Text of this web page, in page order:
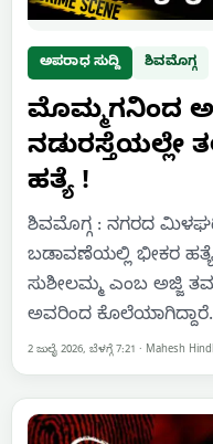
ಅಪರಾಧ ಸುದ್ದಿ ಶಿವಮೊಗ್ಗ
ಮೊಮ್ಮಗನಿಂದ
ನಡುರಸ್ತೆಯಲ್ಲೇ
ಹತ್ಯೆ !
ಶಿವಮೊಗ್ಗ : ನಗರದ
ಬಡಾವಣೆಯಲ್ಲಿ ಭೀಕರ
ಸುಶೀಲಮ್ಮ ಎಂಬ ಅಜ್ಜಿ
ಅವರಿಂದ
2 ಜುಲೈ 2026, ಬೆಳಗ್ಗೆ 7:21 · Mahesh